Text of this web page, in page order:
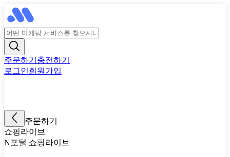
주문하기 충전하기
로그인회원가입
주문하기
쇼핑라이브
N포털 쇼핑라이브